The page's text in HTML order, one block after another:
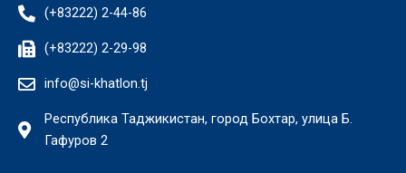
(+83222) 2-44-86
(+83222) 2-29-98
info@si-khatlon.tj
Республика Таджикистан, город Бохтар, улица Б.
Гафуров 2